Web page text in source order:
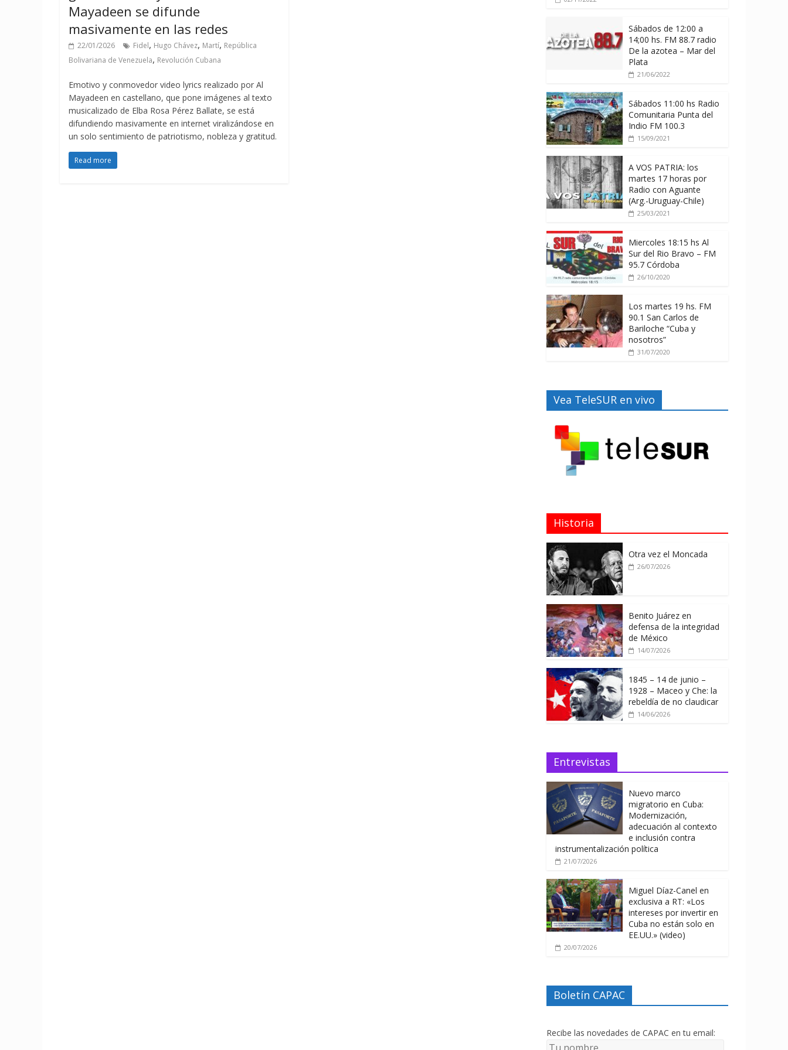
Mayadeen se difunde
masivamente en las redes
22/01/2026 Fidel, Hugo Chávez, Martí, República
Bolivariana de Venezuela, Revolución Cubana
Emotivo y conmovedor video lyrics realizado por Al
Mayadeen en castellano, que pone imágenes al texto
musicalizado de Elba Rosa Pérez Ballate, se está
difundiendo masivamente en internet viralizándose en
un solo sentimiento de patriotismo, nobleza y gratitud.
Read more
Sábados de 12:00 a
14;00 hs. FM 88.7 radio
De la azotea – Mar del
Plata
21/06/2022
Sábados 11:00 hs Radio
Comunitaria Punta del
Indio FM 100.3
15/09/2021
A VOS PATRIA: los
martes 17 horas por
Radio con Aguante
(Arg.-Uruguay-Chile)
25/03/2021
Miercoles 18:15 hs Al
Sur del Rio Bravo – FM
95.7 Córdoba
26/10/2020
Los martes 19 hs. FM
90.1 San Carlos de
Bariloche “Cuba y
nosotros”
31/07/2020
Vea TeleSUR en vivo
Historia
Otra vez el Moncada
26/07/2026
Benito Juárez en
defensa de la integridad
de México
14/07/2026
1845 – 14 de junio –
1928 – Maceo y Che: la
rebeldía de no claudicar
14/06/2026
Entrevistas
Nuevo marco
migratorio en Cuba:
Modernización,
adecuación al contexto
e inclusión contra
instrumentalización política
21/07/2026
Miguel Díaz-Canel en
exclusiva a RT: «Los
intereses por invertir en
Cuba no están solo en
EE.UU.» (video)
20/07/2026
Boletín CAPAC
Recibe las novedades de CAPAC en tu email: